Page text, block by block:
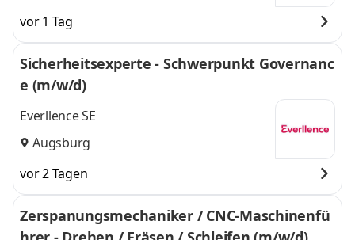
vor 1 Tag
Sicherheitsexperte - Schwerpunkt Governanc
e (m/w/d)
Everllence SE
Augsburg
vor 2 Tagen
Zerspanungsmechaniker / CNC-Maschinenfü